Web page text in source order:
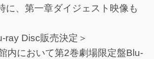
に、第一章ダイジェスト映像も
ray Disc販売決定＞
内において第2巻劇場限定盤Blu-